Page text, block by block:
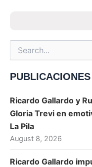
Search
for:
Ricardo Gallardo y
Gloria Trevi en
La Pila
August 8, 2026
Ricardo Gallardo